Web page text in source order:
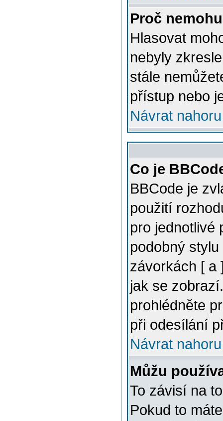
Proč
Hlasovat
nebyly
stále
přístup nebo
Návrat nahoru
Co je
BBCode je
použití
pro jednotlivé
podobný
závorkách [ a
jak se
prohlédněte
při odesílání
Návrat nahoru
Můžu
To závisí na
Pokud to